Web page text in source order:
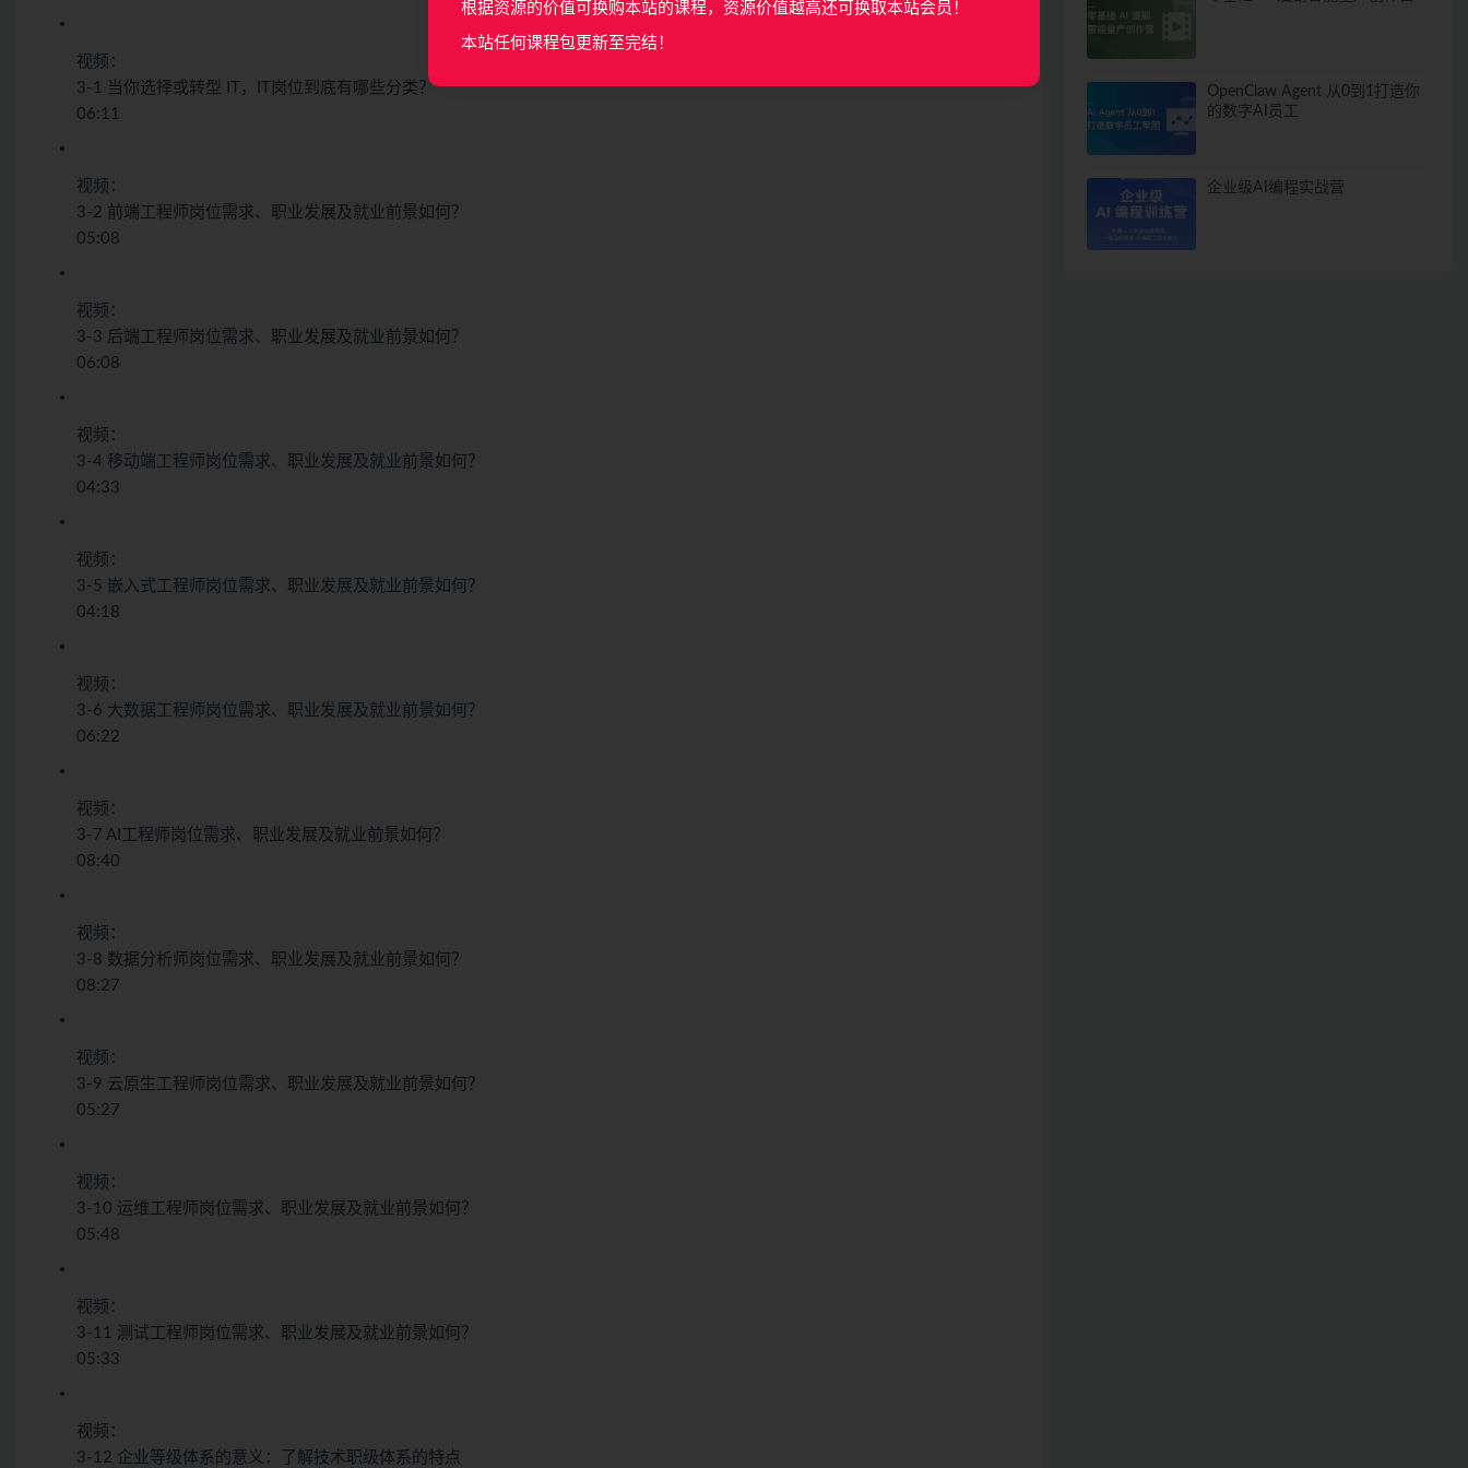
视频：
3-1 当你选择或转型 IT，IT岗位到底有哪些分类？
06:11
视频：
3-2 前端工程师岗位需求、职业发展及就业前景如何？
05:08
视频：
3-3 后端工程师岗位需求、职业发展及就业前景如何？
06:08
视频：
3-4 移动端工程师岗位需求、职业发展及就业前景如何？
04:33
视频：
3-5 嵌入式工程师岗位需求、职业发展及就业前景如何？
04:18
视频：
3-6 大数据工程师岗位需求、职业发展及就业前景如何？
06:22
视频：
3-7 AI工程师岗位需求、职业发展及就业前景如何？
08:40
视频：
3-8 数据分析师岗位需求、职业发展及就业前景如何？
08:27
视频：
3-9 云原生工程师岗位需求、职业发展及就业前景如何？
05:27
视频：
3-10 运维工程师岗位需求、职业发展及就业前景如何？
05:48
视频：
3-11 测试工程师岗位需求、职业发展及就业前景如何？
05:33
视频：
3-12 企业等级体系的意义：了解技术职级体系的特点
OpenClaw Agent 从0到1打造你
的数字AI员工
企业级AI编程实战营
根据资源的价值可换购本站的课程，资源价值越高还可换取本站会员！
本站任何课程包更新至完结！